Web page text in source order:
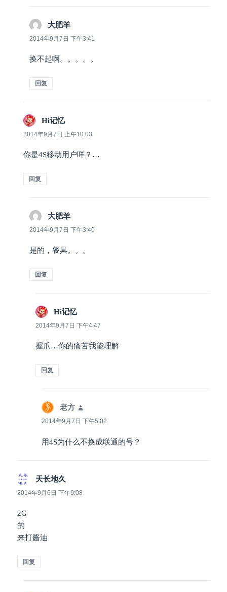
大肥羊
道：
2014年9月7日 下午3:41
换不起啊。。。。。
回复
Hi记忆说
道：
2014年9月7日 上午10:03
你是4S移动用户咩？…
回复
大肥羊
道：
2014年9月7日 下午3:40
是的，餐具。。。
回复
Hi记忆说
道：
2014年9月7日 下午4:47
握爪…你的痛苦我能理解
回复
老方
道：
2014年9月7日 下午5:02
用4S为什么不换成联通的号？
天长地久
道：
2014年9月6日 下午9:08
2G
的
来打酱油
回复